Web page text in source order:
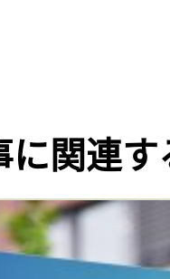
に関連